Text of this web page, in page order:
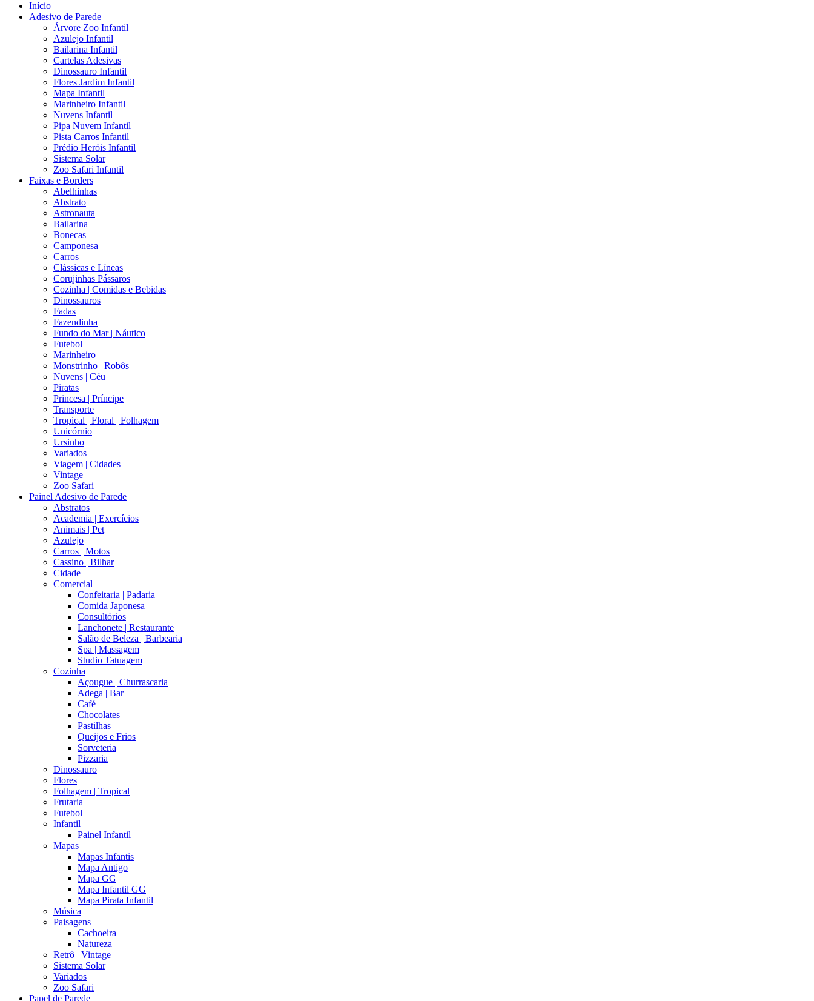
Início
Adesivo de Parede
Árvore Zoo Infantil
Azulejo Infantil
Bailarina Infantil
Cartelas Adesivas
Dinossauro Infantil
Flores Jardim Infantil
Mapa Infantil
Marinheiro Infantil
Nuvens Infantil
Pipa Nuvem Infantil
Pista Carros Infantil
Prédio Heróis Infantil
Sistema Solar
Zoo Safari Infantil
Faixas e Borders
Abelhinhas
Abstrato
Astronauta
Bailarina
Bonecas
Camponesa
Carros
Clássicas e Líneas
Corujinhas Pássaros
Cozinha | Comidas e Bebidas
Dinossauros
Fadas
Fazendinha
Fundo do Mar | Náutico
Futebol
Marinheiro
Monstrinho | Robôs
Nuvens | Céu
Piratas
Princesa | Príncipe
Transporte
Tropical | Floral | Folhagem
Unicórnio
Ursinho
Variados
Viagem | Cidades
Vintage
Zoo Safari
Painel Adesivo de Parede
Abstratos
Academia | Exercícios
Animais | Pet
Azulejo
Carros | Motos
Cassino | Bilhar
Cidade
Comercial
Confeitaria | Padaria
Comida Japonesa
Consultórios
Lanchonete | Restaurante
Salão de Beleza | Barbearia
Spa | Massagem
Studio Tatuagem
Cozinha
Açougue | Churrascaria
Adega | Bar
Café
Chocolates
Pastilhas
Queijos e Frios
Sorveteria
Pizzaria
Dinossauro
Flores
Folhagem | Tropical
Frutaria
Futebol
Infantil
Painel Infantil
Mapas
Mapas Infantis
Mapa Antigo
Mapa GG
Mapa Infantil GG
Mapa Pirata Infantil
Música
Paisagens
Cachoeira
Natureza
Retrô | Vintage
Sistema Solar
Variados
Zoo Safari
Papel de Parede